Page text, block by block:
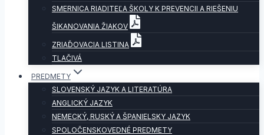
SMERNICA RIADITEĽA ŠKOLY K PREVENCII A RIEŠENIU
ŠIKANOVANIA ŽIAKOV
ZRIAĎOVACIA LISTINA
TLAČIVÁ
PREDMETY
SLOVENSKÝ JAZYK A LITERATÚRA
ANGLICKÝ JAZYK
NEMECKÝ, RUSKÝ A ŠPANIELSKY JAZYK
SPOLOČENSKOVEDNÉ PREDMETY